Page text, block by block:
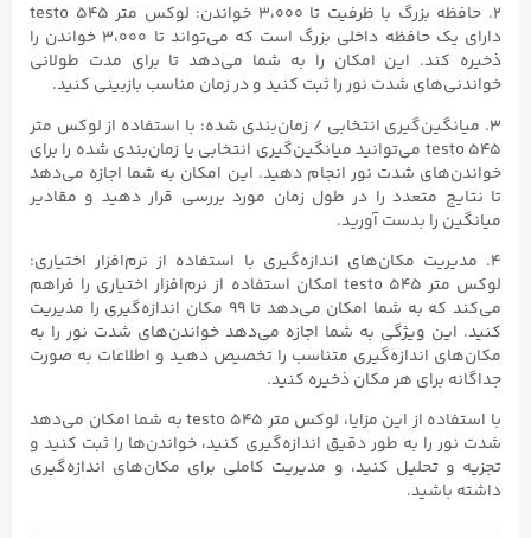
۲. حافظه بزرگ با ظرفیت تا ۳،۰۰۰ خواندن: لوکس متر testo ۵۴۵
دارای یک حافظه داخلی بزرگ است که می‌تواند تا ۳،۰۰۰ خواندن را
ذخیره کند. این امکان را به شما می‌دهد تا برای مدت طولانی
خواندنی‌های شدت نور را ثبت کنید و در زمان مناسب بازبینی کنید.
۳. میانگین‌گیری انتخابی / زمان‌بندی شده: با استفاده از لوکس متر
testo ۵۴۵ می‌توانید میانگین‌گیری انتخابی یا زمان‌بندی شده را برای
خواندن‌های شدت نور انجام دهید. این امکان به شما اجازه می‌دهد
تا نتایج متعدد را در طول زمان مورد بررسی قرار دهید و مقادیر
میانگین را بدست آورید.
۴. مدیریت مکان‌های اندازه‌گیری با استفاده از نرم‌افزار اختیاری:
لوکس متر testo ۵۴۵ امکان استفاده از نرم‌افزار اختیاری را فراهم
می‌کند که به شما امکان می‌دهد تا ۹۹ مکان اندازه‌گیری را مدیریت
کنید. این ویژگی به شما اجازه می‌دهد خواندن‌های شدت نور را به
مکان‌های اندازه‌گیری متناسب را تخصیص دهید و اطلاعات به صورت
جداگانه برای هر مکان ذخیره کنید.
با استفاده از این مزایا، لوکس متر testo ۵۴۵ به شما امکان می‌دهد
شدت نور را به طور دقیق اندازه‌گیری کنید، خواندن‌ها را ثبت کنید و
تجزیه و تحلیل کنید، و مدیریت کاملی برای مکان‌های اندازه‌گیری
داشته باشید.